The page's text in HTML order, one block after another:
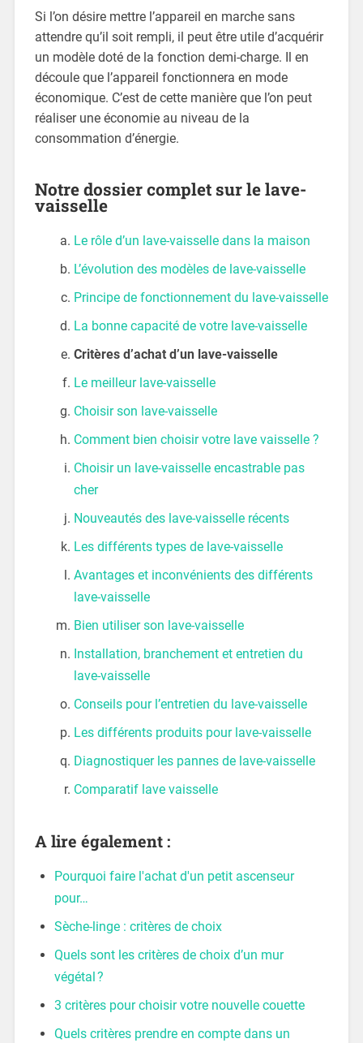
Si l’on désire mettre l’appareil en marche sans
attendre qu’il soit rempli, il peut être utile d’acquérir
un modèle doté de la fonction demi-charge. Il en
découle que l’appareil fonctionnera en mode
économique. C’est de cette manière que l’on peut
réaliser une économie au niveau de la
consommation d’énergie.
Notre dossier complet sur le lave-
vaisselle
Le rôle d’un lave-vaisselle dans la maison
L’évolution des modèles de lave-vaisselle
Principe de fonctionnement du lave-vaisselle
La bonne capacité de votre lave-vaisselle
Critères d’achat d’un lave-vaisselle
Le meilleur lave-vaisselle
Choisir son lave-vaisselle
Comment bien choisir votre lave vaisselle ?
Choisir un lave-vaisselle encastrable pas
cher
Nouveautés des lave-vaisselle récents
Les différents types de lave-vaisselle
Avantages et inconvénients des différents
lave-vaisselle
Bien utiliser son lave-vaisselle
Installation, branchement et entretien du
lave-vaisselle
Conseils pour l’entretien du lave-vaisselle
Les différents produits pour lave-vaisselle
Diagnostiquer les pannes de lave-vaisselle
Comparatif lave vaisselle
A lire également :
Pourquoi faire l'achat d'un petit ascenseur
pour…
Sèche-linge : critères de choix
Quels sont les critères de choix d’un mur
végétal ?
3 critères pour choisir votre nouvelle couette
Quels critères prendre en compte dans un